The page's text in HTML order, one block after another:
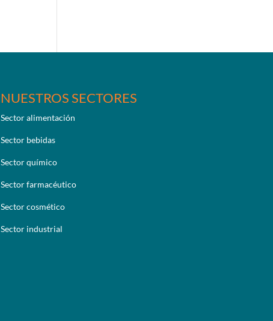
NUESTROS SECTORES
Sector alimentación
Sector bebidas
Sector químico
Sector farmacéutico
Sector cosmético
Sector industrial